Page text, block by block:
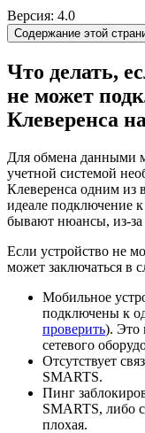
Версия: 4.0
Содержание этой
Что делать,
не может
Клеверенса
Для обмена данными
учетной системой
Клеверенса одним из
идеале подключение к
бывают нюансы, из-за
Если устройство не
может заключаться в
Мобильное
подключены к
проверить). Это
сетевого
Отсутствует
SMARTS.
Пинг
SMARTS, либо
плохая.